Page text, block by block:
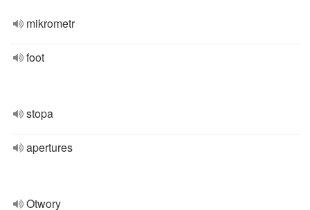
mikrometr
foot
stopa
apertures
Otwory